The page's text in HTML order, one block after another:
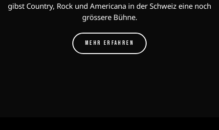
gibst Country, Rock und Americana in der Schweiz eine noch
grössere Bühne.
MEHR ERFAHREN